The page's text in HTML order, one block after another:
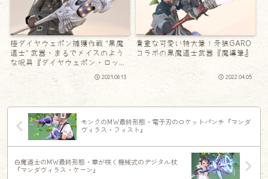
極ダイヤウェポン捕獲作戦 “黒魔
道士” 武器・まるでメイスのよう
な呪具『ダイヤウェポン・ロッ
ド』
2021.06.13
貴重な可愛い特大筆！牙狼GARO
コラボの黒魔道士武器『魔導筆』
2022.04.05
モンクのMW最終形態・電子刃のロケットパンチ『マンダ
ヴィラス・フィスト』
白魔道士のMW最終形態・華が咲く機械式のデジタル杖
『マンダヴィラス・ケーン』